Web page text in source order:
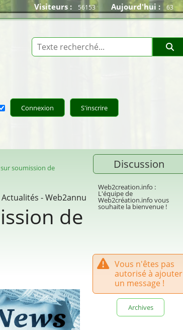
Recherche
Visiteurs : 56153 Aujourd'hui : 63
Connexion S'inscrire
soumission de
Actualités - Web2annu
de
Discussion
Web2creation.info :
L'équipe de
Web2création.info vous
souhaite la bienvenue !
Vous n'êtes pas
autorisé à ajouter
un message !
Archives